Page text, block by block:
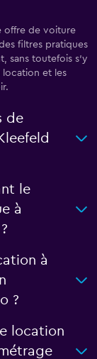
offre de voiture
filtres pratiques
sans toutefois s'y
location et les
de
le
à
à
?
location